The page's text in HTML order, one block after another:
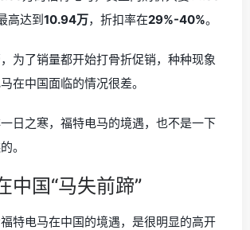
高达到10.94万，折扣率在29%-40%。
为了销量都开始打骨折促销，种种现象
在中国面临的情况很差。
日之寒，福特电马的境遇，也不是一下
。
中国“马失前蹄”
特电马在中国的境遇，是很明显的高开